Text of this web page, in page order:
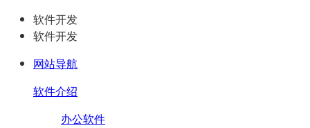
软件开发
软件开发
网站导航
软件介绍
办公软件